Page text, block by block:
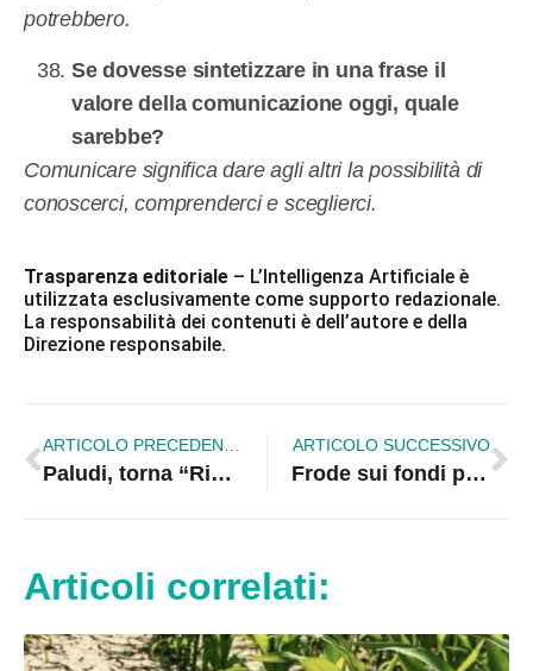
potrebbero.
Se dovesse sintetizzare in una frase il
valore della comunicazione oggi, quale
sarebbe?
Comunicare significa dare agli altri la possibilità di
conoscerci, comprenderci e sceglierci.
Trasparenza editoriale – L’Intelligenza Artificiale è
utilizzata esclusivamente come supporto redazionale.
La responsabilità dei contenuti è dell’autore e della
Direzione responsabile.
ARTICOLO PRECEDENTE
Paludi, torna “Risonanze Brettie”: due giorni tra archeologia, musica e tradizioni
ARTICOLO SUCCESSIVO
Frode sui fondi per il Sud: sequestrati beni per oltre 8,5 milioni a un imprenditore calabrese
Articoli correlati: